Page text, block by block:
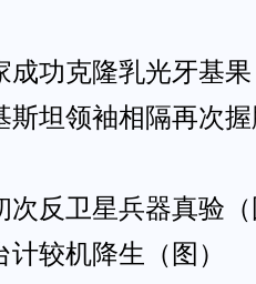
功克隆乳光牙基果
坦领袖相隔再次握
反卫星兵器真验（
较机降生（图）